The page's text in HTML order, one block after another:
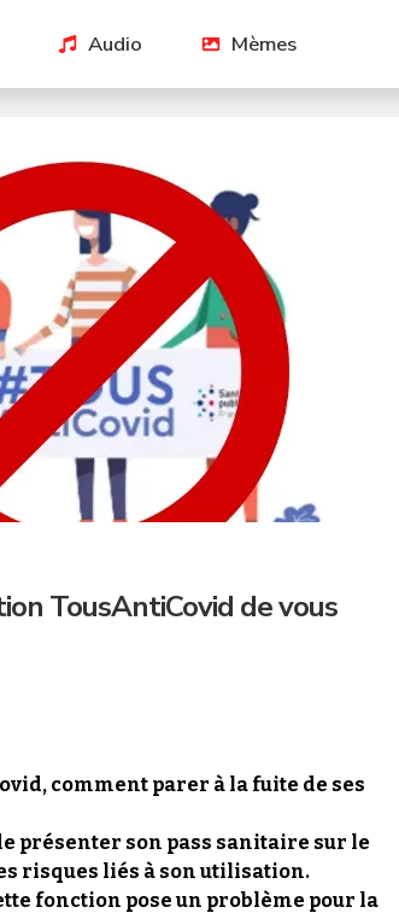
Audio Mèmes
TousAntiCovid de vous
comment parer à la fuite de ses
présenter son pass sanitaire sur le
risques liés à son utilisation.
fonction pose un problème pour la